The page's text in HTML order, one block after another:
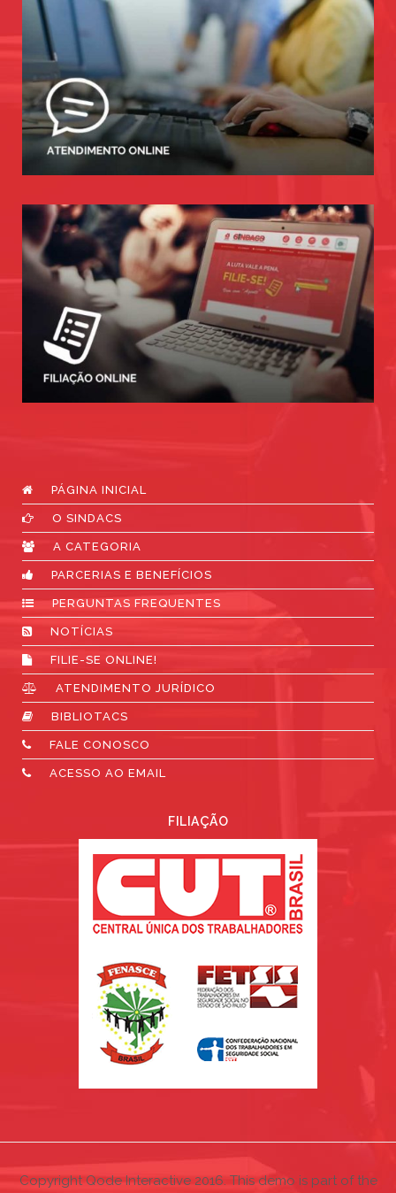
PÁGINA INICIAL
O SINDACS
A CATEGORIA
PARCERIAS E BENEFÍCIOS
PERGUNTAS FREQUENTES
NOTÍCIAS
FILIE-SE ONLINE!
ATENDIMENTO JURÍDICO
BIBLIOTACS
FALE CONOSCO
ACESSO AO EMAIL
FILIAÇÃO
Copyright Qode Interactive 2016. This demo is part of the